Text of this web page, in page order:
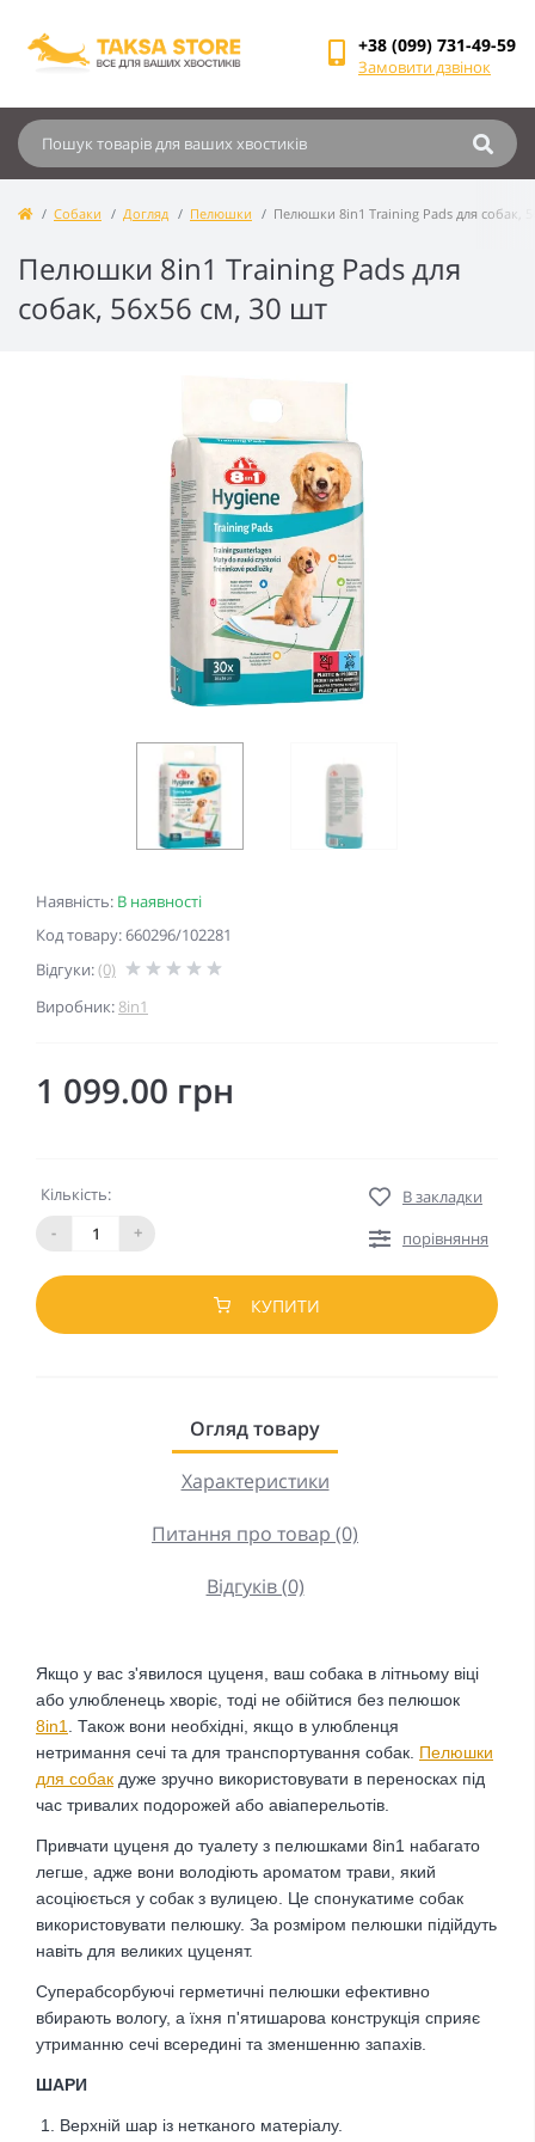
+38 (099) 731-49-59
Замовити дзвінок
Собаки Догляд Пелюшки Пелюшки 8in1 Training Pads для собак,
Пелюшки 8in1 Training Pads для
собак, 56x56 см, 30 шт
Наявність: В наявності
Код товару: 660296/102281
Відгуки:(0)
Виробник: 8in1
1 099.00 грн
Кількість:
-
+
В закладки
порівняння
КУПИТИ
Огляд товару
Характеристики
Питання про товар (0)
Відгуків (0)
Якщо у вас з'явилося цуценя, ваш собака в літньому віці
або улюбленець хворіє, тоді не обійтися без пелюшок
8in1
. Також вони необхідні, якщо в улюбленця
нетримання сечі та для транспортування собак. Пелюшки
для собак дуже зручно використовувати в переносках під
час тривалих подорожей або авіаперельотів.
Привчати цуценя до туалету з пелюшками 8in1 набагато
легше, адже вони володіють ароматом трави, який
асоціюється у собак з вулицею. Це спонукатиме собак
використовувати пелюшку. За розміром пелюшки підійдуть
навіть для великих цуценят.
Суперабсорбуючі герметичні пелюшки ефективно
вбирають вологу, а їхня п'ятишарова конструкція сприяє
утриманню сечі всередині та зменшенню запахів.
ШАРИ
Верхній шар із нетканого матеріалу.